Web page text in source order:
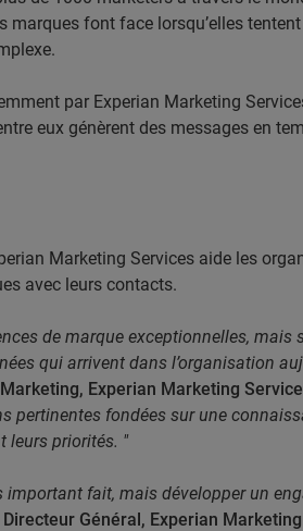
font face lorsqu’elles
par Experian Marketing
eux génèrent des messages en
Marketing Services aide les
avec leurs contacts.
de marque exceptionnelles,
qui arrivent dans l’organisation
Experian Marketing
pertinentes fondées sur une
leurs priorités. "
important fait, mais développer un
Général, Experian